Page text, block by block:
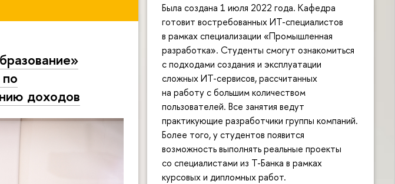
Была создана 1 июля 2022 года. Кафедра
готовит востребованных ИТ-специалистов
в рамках специализации «Промышленная
разработка». Студенты смогут ознакомиться
с подходами создания и эксплуатации
сложных ИТ-сервисов, рассчитанных
на работу с большим количеством
пользователей. Все занятия ведут
практикующие разработчики группы компаний.
Более того, у студентов появится
возможность выполнять реальные проекты
со специалистами из Т-Банка в рамках
курсовых и дипломных работ.
доходов